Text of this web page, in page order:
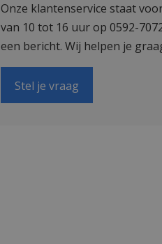
Onze klantenservice staat
van 10 tot 16 uur op 0592-
een bericht. Wij helpen je
Stel je vraag